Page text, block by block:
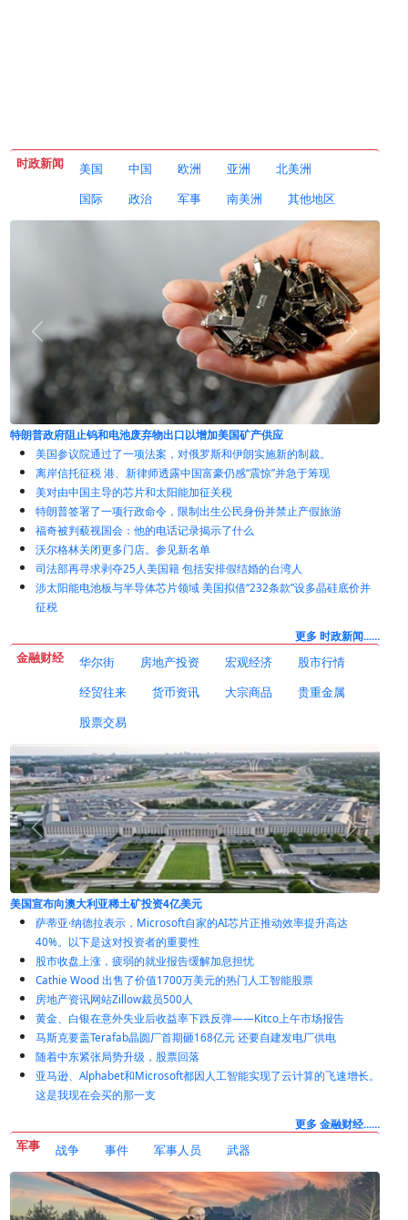
时政新闻 美国 中国 欧洲 亚洲
北美洲
国际
政治 军事 南美洲 其他地区
伊朗在霍尔木兹海峡提出了新的严厉要求
美国参议院通过了一项法案，对俄罗斯和伊朗实施新的制裁。
离岸信托征税 港、新律师透露中国富豪仍感“震惊”并急于筹现
美对由中国主导的芯片和太阳能加征关税
特朗普签署了一项行政命令，限制出生公民身份并禁止产假旅游
福奇被判藐视国会：他的电话记录揭示了什么
沃尔格林关闭更多门店。参见新名单
司法部再寻求剥夺25人美国籍 包括安排假结婚的台湾人
涉太阳能电池板与半导体芯片领域 美国拟借“232条款”设多晶硅底价并
征税
更多 时政新闻......
金融财经 华尔街 房地产投资 宏观经济
股市行情
经贸往来
货币资讯 大宗商品
贵重金属
股票交易
中国人民银行推动黄金购买，创下自2023年以来最高的月度购买量
萨蒂亚·纳德拉表示，Microsoft自家的AI芯片正推动效率提升高达
40%。以下是这对投资者的重要性
股市收盘上涨，疲弱的就业报告缓解加息担忧
Cathie Wood 出售了价值1700万美元的热门人工智能股票
房地产资讯网站Zillow裁员500人
黄金、白银在意外失业后收益率下跌反弹——Kitco上午市场报告
马斯克要盖Terafab晶圆厂首期砸168亿元 还要自建发电厂供电
随着中东紧张局势升级，股票回落
亚马逊、Alphabet和Microsoft都因人工智能实现了云计算的飞速增长。
这是我现在会买的那一支
更多 金融财经......
军事 战争 事件 军事人员 武器